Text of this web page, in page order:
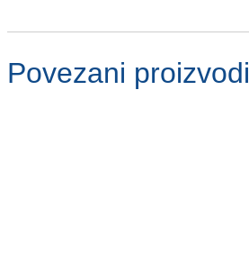
Povezani proizvodi